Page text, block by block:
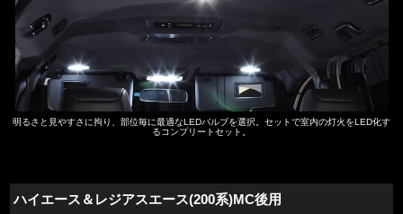
明るさと見やすさに拘り、部位毎に最適なLEDバルブを選択。セットで室内の灯火をLED化す
るコンプリートセット。
ハイエース＆レジアスエース(200系)MC後用